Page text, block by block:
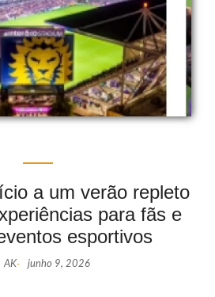
a um verão repleto
para fãs e
esportivos
AK- junho 9, 2026